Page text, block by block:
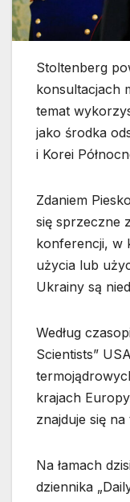
Stoltenberg
konsultacjach
temat
jako środka
i Korei
Zdaniem
się sprzeczne
konferencji, w
użycia lub
Ukrainy są
Według
Scientists”
krajach
znajduje się
Na łamach
dziennika